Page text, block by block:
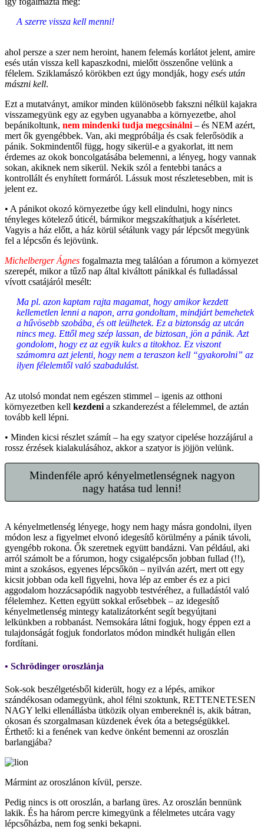
A szerre vissza kell menni!
ahol persze a szer nem heroint, hanem felemás korlátot jelent, amire
esés után vissza kell kapaszkodni, mielőtt összenőne velünk a
félelem. Sziklamászó körökben ezt úgy mondják, hogy esés után
mászni kell.
Ezt a mutatványt, amikor minden különösebb fakszni nélkül kajakra
visszamegyünk egy az egyben ugyanabba a környezetbe, ahol
bepánikoltunk, nem mindenki tudja megcsinálni – és NEM azért,
mert ők gyengébbek. Van, aki megpróbálja és csak felerősödik a
pánik. Sokmindentől függ, hogy sikerül-e a gyakorlat, itt nem
érdemes az okok boncolgatásába belemenni, a lényeg, hogy vannak
sokan, akiknek nem sikerül. Nekik szól a fentebbi tanács a
kontrollált és enyhített formáról. Lássuk most részletesebben, mit is
jelent ez.
• A pánikot okozó környezetbe úgy kell elindulni, hogy nincs
tényleges kötelező úticél, bármikor megszakíthatjuk a kísérletet.
Vagyis a ház előtt, a ház körül sétálunk vagy pár lépcsőt megyünk
fel a lépcsőn és lejövünk.
Michelberger Ágnes fogalmazta meg találóan a fórumon a környezet
szerepét, mikor a tűző nap által kiváltott pánikkal és fulladással
vívott csatájáról mesélt:
Ma pl. azon kaptam rajta magamat, hogy amikor kezdett
kellemetlen lenni a napon, arra gondoltam, mindjárt bemehetek
a hűvösebb szobába, és ott leülhetek. Ez a biztonság az utcán
nincs meg. Ettől meg szép lassan, de biztosan, jön a pánik. Azt
gondolom, hogy ez az egyik kulcs a titokhoz. Ez viszont
számomra azt jelenti, hogy nem a teraszon kell “gyakorolni” az
ilyen félelemtől való szabadulást.
Az utolsó mondat nem egészen stimmel – igenis az otthoni
környezetben kell kezdeni a szkanderezést a félelemmel, de aztán
tovább kell lépni.
• Minden kicsi részlet számít – ha egy szatyor cipelése hozzájárul a
rossz érzések kialakulásához, akkor a szatyor is jöjjön velünk.
Mindenféle apró kényelmetlenségnek nagyon
nagy hatása tud lenni!
A kényelmetlenség lényege, hogy nem hagy másra gondolni, ilyen
módon lesz a figyelmet elvonó idegesítő körülmény a pánik távoli,
gyengébb rokona. Ők szeretnek együtt bandázni. Van például, aki
arról számolt be a fórumon, hogy csigalépcsőn jobban fullad (!!),
mint a szokásos, egyenes lépcsőkön – nyilván azért, mert ott egy
kicsit jobban oda kell figyelni, hova lép az ember és ez a pici
aggodalom hozzácsapódik nagyobb testvéréhez, a fulladástól való
félelemhez. Ketten együtt sokkal erősebbek – az idegesítő
kényelmetlenség mintegy katalizátorként segít begyújtani
lelkünkben a robbanást. Nemsokára látni fogjuk, hogy éppen ezt a
tulajdonságát fogjuk fondorlatos módon mindkét huligán ellen
fordítani.
• Schrödinger oroszlánja
Sok-sok beszélgetésből kiderült, hogy ez a lépés, amikor
szándékosan odamegyünk, ahol félni szoktunk, RETTENETESEN
NAGY lelki ellenállásba ütközik olyan embereknél is, akik bátran,
okosan és szorgalmasan küzdenek évek óta a betegségükkel.
Érthető: ki a fenének van kedve önként bemenni az oroszlán
barlangjába?
Mármint az oroszlánon kívül, persze.
Pedig nincs is ott oroszlán, a barlang üres. Az oroszlán bennünk
lakik. És ha három percre kimegyünk a félelmetes utcára vagy
lépcsőházba, nem fog senki bekapni.